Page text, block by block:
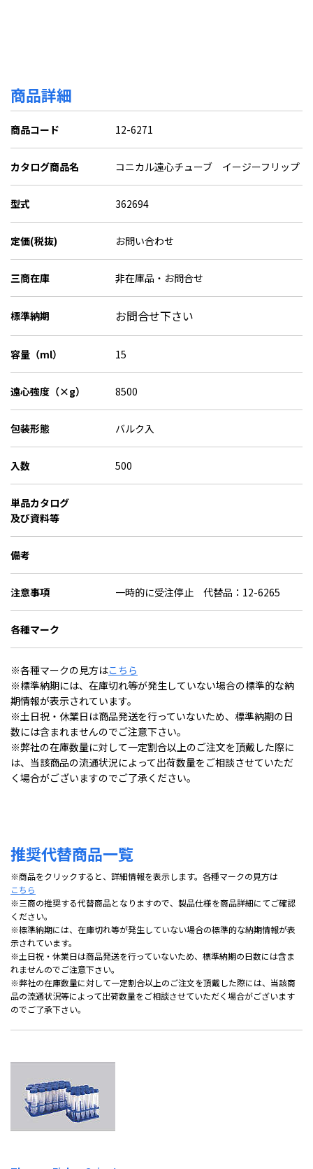
商品詳細
商品コード 12-6271
カタログ商品名 コニカル遠心チューブ イージーフリップ
型式 362694
定価(税抜) お問い合わせ
三商在庫 非在庫品・お問合せ
標準納期 お問合せ下さい
容量（ml） 15
遠心強度（×g） 8500
包装形態 バルク入
入数 500
単品カタログ
及び資料等
備考
注意事項 一時的に受注停止 代替品：12-6265
各種マーク
※各種マークの見方はこちら
※標準納期には、在庫切れ等が発生していない場合の標準的な納
期情報が表示されています。
※土日祝・休業日は商品発送を行っていないため、標準納期の日
数には含まれませんのでご注意下さい。
※弊社の在庫数量に対して一定割合以上のご注文を頂戴した際に
は、当該商品の流通状況によって出荷数量をご相談させていただ
く場合がございますのでご了承ください。
推奨代替商品一覧
※商品をクリックすると、詳細情報を表示します。各種マークの見方は
こちら
※三商の推奨する代替商品となりますので、製品仕様を商品詳細にてご確認
ください。
※標準納期には、在庫切れ等が発生していない場合の標準的な納期情報が表
示されています。
※土日祝・休業日は商品発送を行っていないため、標準納期の日数には含ま
れませんのでご注意下さい。
※弊社の在庫数量に対して一定割合以上のご注文を頂戴した際には、当該商
品の流通状況等によって出荷数量をご相談させていただく場合がございます
のでご了承下さい。